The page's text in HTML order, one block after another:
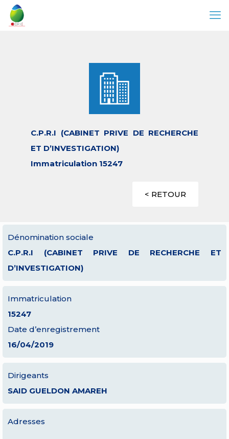
C.P.R.I (CABINET PRIVE DE RECHERCHE
ET D’INVESTIGATION)
Immatriculation 15247
< RETOUR
Dénomination sociale
C.P.R.I (CABINET PRIVE DE RECHERCHE ET
D’INVESTIGATION)
Immatriculation
15247
Date d’enregistrement
16/04/2019
Dirigeants
SAID GUELDON AMAREH
Adresses